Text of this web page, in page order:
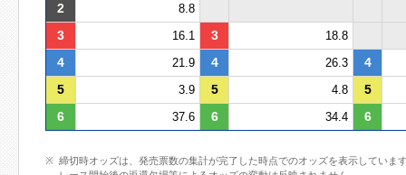
2 8.8
3 16.1 3 18.8
4 21.9 4 26.3
4
5
3.9 5 4.8
5
6
37.6 6 34.4 6
締切時オッズは、発売票数の集計が完了した時点でのオッズを表示していま